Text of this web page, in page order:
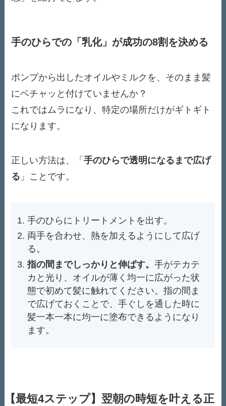
手のひらでの「乳化」が成功の8割を決める
ポンプから出したオイルやミルクを、そのまま髪
にベチャッと付けていませんか？
これではムラになり、特定の場所だけがギトギト
になります。
正しい方法は、「手のひらで透明になるまで広げ
る 」ことです。
手のひらにトリートメントを出す。
両手を合わせ、熱を加えるようにして広げ
る。
指の間までしっかりと伸ばす。 手がテカテ
カと光り、オイルが薄く均一に広がった状
態で初めて髪に触れてください。指の間ま
で広げておくことで、手ぐしを通した時に
髪一本一本に均一に塗布できるようになり
ます。
【最短4ステップ】翌朝の時短を叶える正